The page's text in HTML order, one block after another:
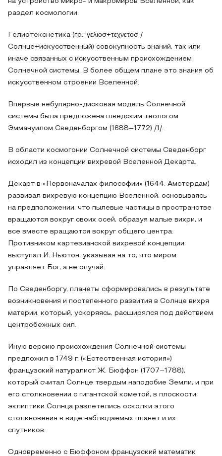
раздел космологии.
Гелиотекснетика (гр.; γελιοσ+τεχνετοσ /
Солнце+искусственный) совокупность знаний, так или
иначе связанных с искусственным происхождением
Солнечной системы. В более общем плане это знания об
искусственном строении Вселенной.
Впервые небулярно-дисковая модель Солнечной
системы была предложена шведским теологом
Эммануилом Сведенборгом (1688–1772) /1/.
В области космогонии Солнечной системы Сведенборг
исходил из концепции вихревой Вселенной Декарта.
Декарт в «Первоначалах философии» (1644, Амстердам)
развивал вихревую концепцию Вселенной, основываясь
на предположении, что пылевые частицы в пространстве
вращаются вокруг своих осей, образуя малые вихри, и
все вместе вращаются вокруг общего центра.
Противником картезианской вихревой концепции
выступал И. Ньютон, указывая на то, что миром
управляет Бог, а не случай.
По Сведенборгу, планеты сформировались в результате
возникновения и постепенного развития в Солнце вихря
материи, который, ускоряясь, расширялся под действием
центробежных сил.
Иную версию происхождения Солнечной системы
предложил в 1749 г. («Естественная история»)
французский натуралист Ж. Бюффон (1707–1788),
который считал Солнце твердым наподобие Земли, и при
его столкновении с гигантской кометой, в плоскости
эклиптики Солнца разлетелись осколки этого
столкновения в виде наблюдаемых планет и их
спутников.
Одновременно с Бюффоном французский математик